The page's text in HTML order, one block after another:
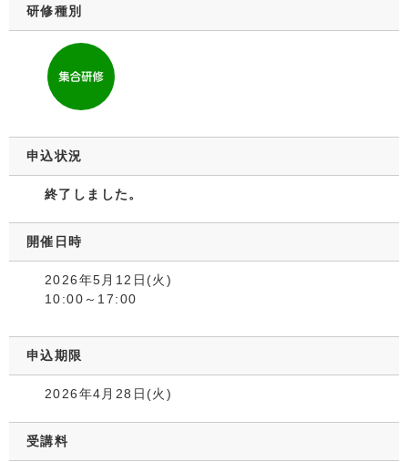
研修種別
申込状況
終了しました。
開催日時
2026年5月12日(火)
10:00～17:00
申込期限
2026年4月28日(火)
受講料